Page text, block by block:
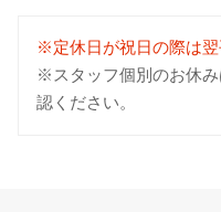
※定休日が祝日の際は翌
※スタッフ個別のお休み
認ください。